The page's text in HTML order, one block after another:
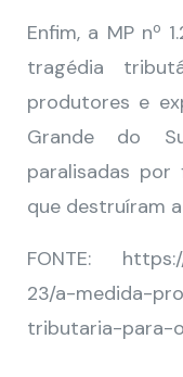
Enfim, a MP nº
tragédia
produtores e
Grande do
paralisadas
que destruíram
FONTE:
23/a-medida-
tributaria-para-